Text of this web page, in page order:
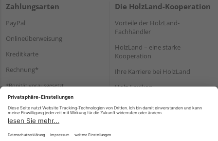
Zahlungsarten
PayPal
Onlineüberweisung
Kreditkarte
Rechnung*
*Bonität vorausgesetzt
Die HolzLand-Kooperation
Vorteile der HolzLand-
Fachhändler
HolzLand – eine starke
Kooperation
Ihre Karriere bei HolzLand
Holz-Lexikon